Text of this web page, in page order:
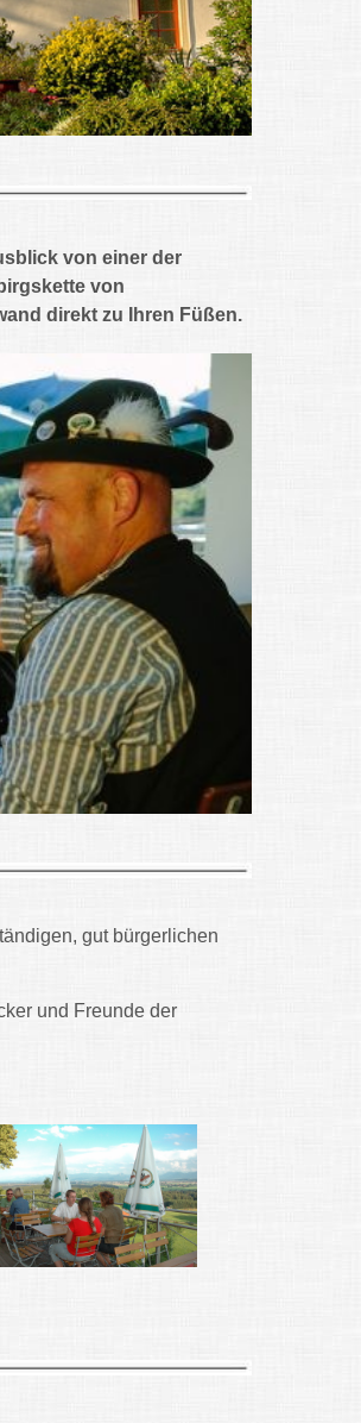
von einer der
von
direkt zu Ihren Füßen.
gut bürgerlichen
und Freunde der